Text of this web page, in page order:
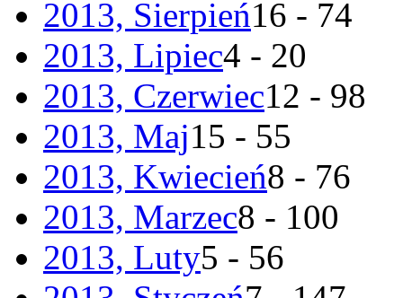
2013, Sierpień16 - 74
2013, Lipiec4 - 20
2013, Czerwiec12 - 98
2013, Maj15 - 55
2013, Kwiecień8 - 76
2013, Marzec8 - 100
2013, Luty5 - 56